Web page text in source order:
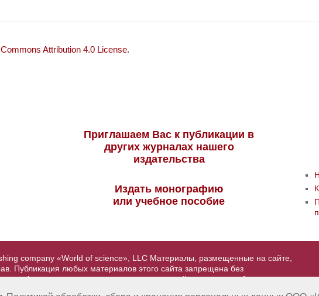
Attribution 4.0 License.
Приглашаем Вас к публикации в
других журналах нашего
издательства
Издать монографию
или учебное пособие
company «World of science», LLC Материалы, размещенные на сайте,
Публикация любых материалов этого сайта запрещена без
Авторские права на размещенные на сайте научные публикации